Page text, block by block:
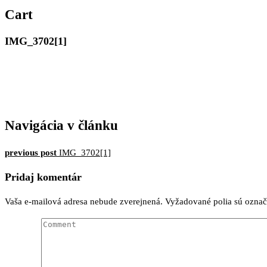
MERIMAR, VAŠE
Cart
IMG_3702[1]
Navigácia v článku
previous post IMG_3702[1]
Pridaj komentár
Vaša e-mailová adresa nebude zverejnená. Vyžadované polia sú